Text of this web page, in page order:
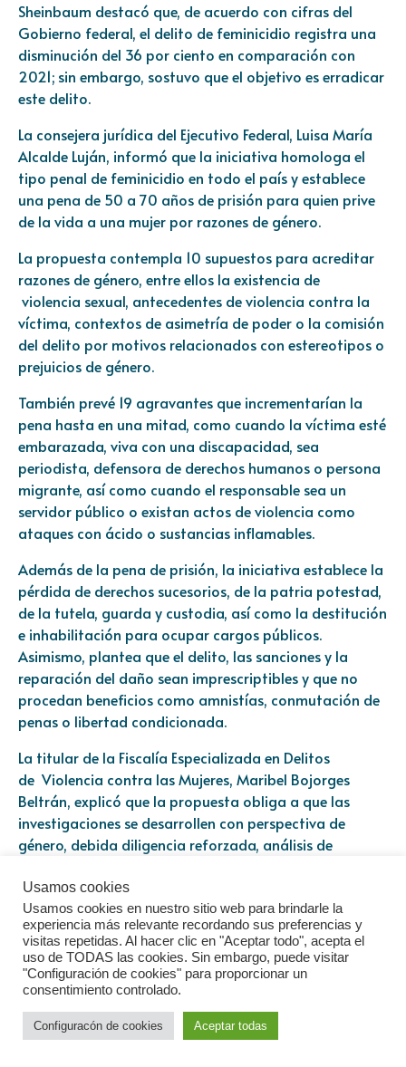
Sheinbaum destacó que, de acuerdo con cifras del
Gobierno federal, el delito de feminicidio registra una
disminución del 36 por ciento en comparación con
2021; sin embargo, sostuvo que el objetivo es erradicar
este delito.
La consejera jurídica del Ejecutivo Federal, Luisa María
Alcalde Luján, informó que la iniciativa homologa el
tipo penal de feminicidio en todo el país y establece
una pena de 50 a 70 años de prisión para quien prive
de la vida a una mujer por razones de género.
La propuesta contempla 10 supuestos para acreditar
razones de género, entre ellos la existencia de
violencia sexual, antecedentes de violencia contra la
víctima, contextos de asimetría de poder o la comisión
del delito por motivos relacionados con estereotipos o
prejuicios de género.
También prevé 19 agravantes que incrementarían la
pena hasta en una mitad, como cuando la víctima esté
embarazada, viva con una discapacidad, sea
periodista, defensora de derechos humanos o persona
migrante, así como cuando el responsable sea un
servidor público o existan actos de violencia como
ataques con ácido o sustancias inflamables.
Además de la pena de prisión, la iniciativa establece la
pérdida de derechos sucesorios, de la patria potestad,
de la tutela, guarda y custodia, así como la destitución
e inhabilitación para ocupar cargos públicos.
Asimismo, plantea que el delito, las sanciones y la
reparación del daño sean imprescriptibles y que no
procedan beneficios como amnistías, conmutación de
penas o libertad condicionada.
La titular de la Fiscalía Especializada en Delitos
de Violencia contra las Mujeres, Maribel Bojorges
Beltrán, explicó que la propuesta obliga a que las
investigaciones se desarrollen con perspectiva de
género, debida diligencia reforzada, análisis de
seguridad y procuración de justicia.
Por su parte, la subsecretaria del Derecho a una Vida
Libre de Violencias de la Secretaría de las Mujeres,
Ingrid Gómez Saracíbar, destacó que la iniciativa
fortalece los derechos de las víctimas directas e
indirectas, incluyendo acceso a la justicia, atención
médica y psicológica, asistencia jurídica gratuita,
Usamos cookies
Usamos cookies en nuestro sitio web para brindarle la
experiencia más relevante recordando sus preferencias y
visitas repetidas. Al hacer clic en "Aceptar todo", acepta el
uso de TODAS las cookies. Sin embargo, puede visitar
"Configuración de cookies" para proporcionar un
consentimiento controlado.
Configuracón de cookies Aceptar todas